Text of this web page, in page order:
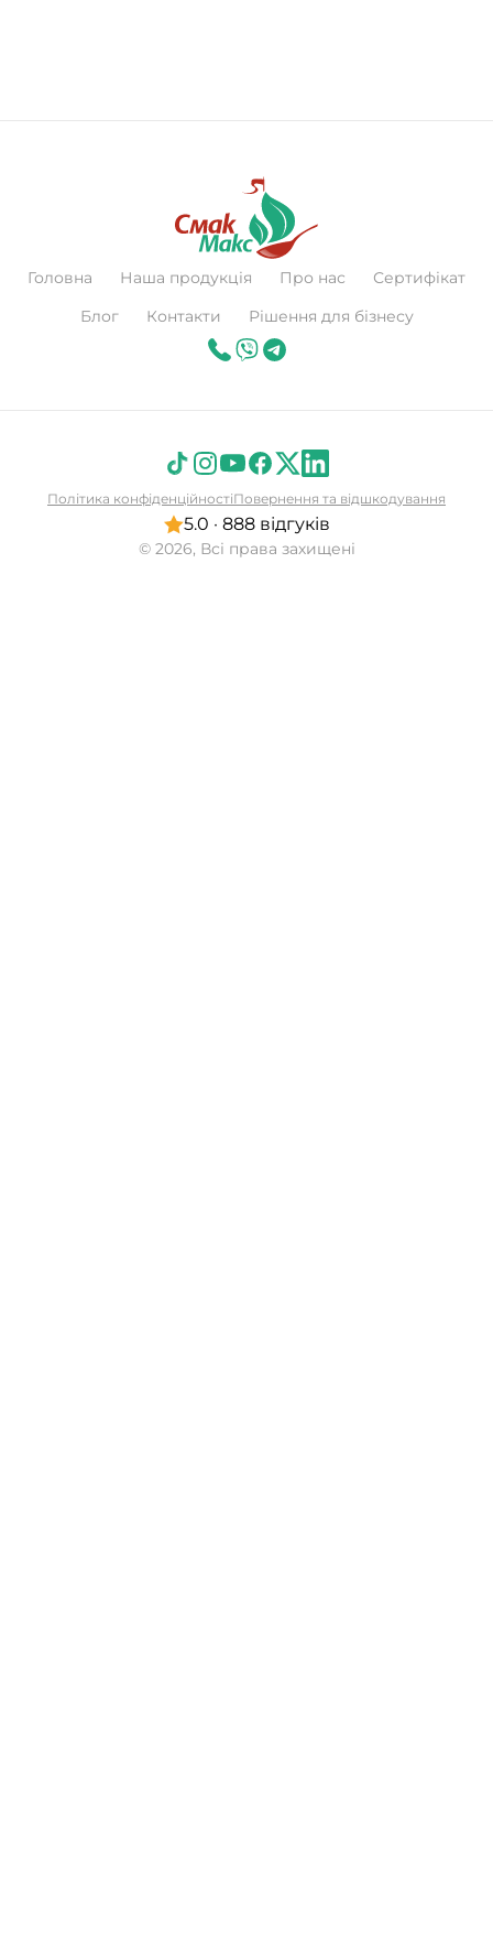
Головна Наша продукція Про нас
Сертифікат
Блог
Контакти Рішення для бізнесу
© 2026, Всі права захищені
5.0 · 888 відгуків
Політика конфіденційностіПовернення та відшкодування